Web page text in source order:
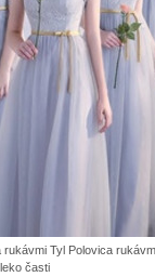
rukávmi Tyl Polovica
časti